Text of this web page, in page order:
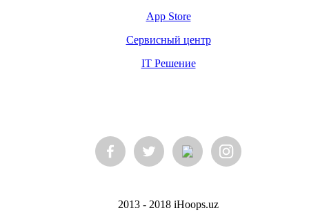
App Store
Сервисный центр
IT Решение
2013 - 2018 iHoops.uz